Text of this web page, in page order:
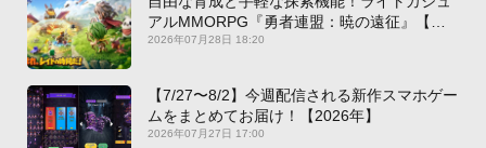
アルMMORPG『勇者連盟：暁の遠征』【最
新作PICKUP】
2026年07月28日 18:20
【7/27〜8/2】今週配信される新作スマホゲー
ムをまとめてお届け！【2026年】
2026年07月27日 17:00